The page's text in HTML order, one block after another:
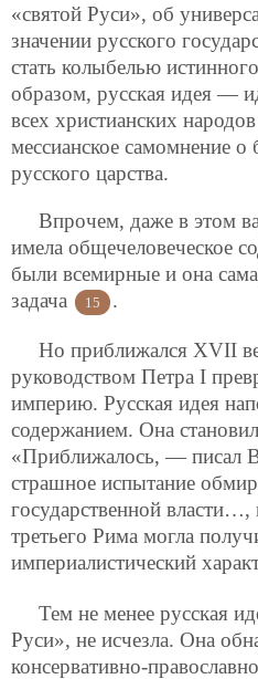
«святой Руси», об
значении русского
стать колыбелью
образом, русская идея —
всех христианских
мессианское самомнение о
русского царства.
Впрочем, даже в этом
имела общечеловеческое
были всемирные и она
задача
15 .
Но приближался XVII
руководством Петра I
империю. Русская идея
содержанием. Она
«Приближалось, — писал
страшное испытание
государственной
третьего Рима могла
империалистический
Тем не менее русская
Руси», не исчезла. Она
консервативно-